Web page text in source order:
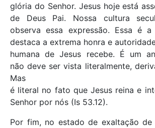
glória do Senhor. Jesus hoje está
de Deus Pai. Nossa cultura
observa essa expressão. Essa é
destaca a extrema honra e
humana de Jesus recebe. É um
não deve ser vista literalmente,
Mas
é literal no fato que Jesus reina e
Senhor por nós (Is 53.12).
Por fim, no estado de exaltação de